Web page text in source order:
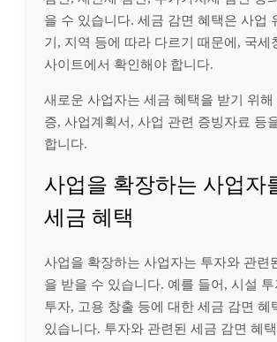
을 수 있습니다. 세금 감면 혜택은 사업
기, 지역 등에 따라 다르기 때문에, 국세
사이트에서 확인해야 합니다.
새로운 사업자는 세금 혜택을 받기 위해
증, 사업계획서, 사업 관련 증빙자료 등
합니다.
사업을 확장하는 사업자
세금 혜택
사업을 확장하는 사업자는 투자와 관련
을 받을 수 있습니다. 예를 들어, 시설
투자, 고용 창출 등에 대한 세금 감면 혜
있습니다. 투자와 관련된 세금 감면 혜